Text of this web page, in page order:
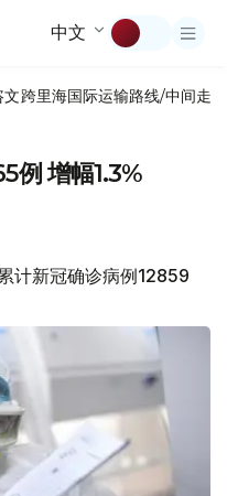
中文
文跨里海国际运输路线/中间走廊
例 增幅1.3%
计新冠确诊病例12859